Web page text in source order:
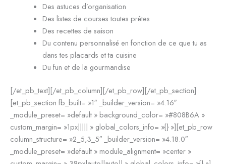
Des astuces d’organisation
Des listes de courses toutes prêtes
Des recettes de saison
Du contenu personnalisé en fonction de ce que tu as
dans tes placards et ta cuisine
Du fun et de la gourmandise
[/et_pb_text][/et_pb_column][/et_pb_row][/et_pb_section]
[et_pb_section fb_built= »1″ _builder_version= »4.16″
_module_preset= »default » background_color= »#808B6A »
custom_margin= »1px||||| » global_colors_info= »{} »][et_pb_row
column_structure= »2_5,3_5″ _builder_version= »4.18.0″
_module_preset= »default » module_alignment= »center »